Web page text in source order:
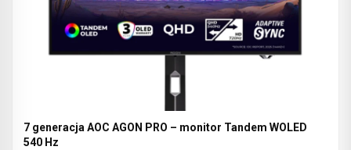
7 generacja AOC AGON PRO – monitor Tandem WOLED
540 Hz